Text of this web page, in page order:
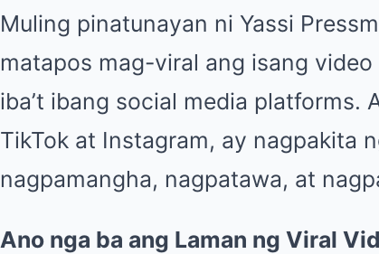
Muling pinatunayan ni Yassi
matapos mag-viral ang isang
iba’t ibang social media platforms.
TikTok at Instagram, ay nagpakita
nagpamangha, nagpatawa, at
Ano nga ba ang Laman ng Viral